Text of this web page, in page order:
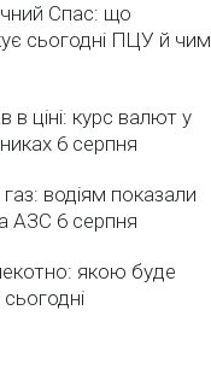
Спас: що
сьогодні ПЦУ й чим
в ціні: курс валют у
6 серпня
водіям показали
АЗС 6 серпня
якою буде
сьогодні